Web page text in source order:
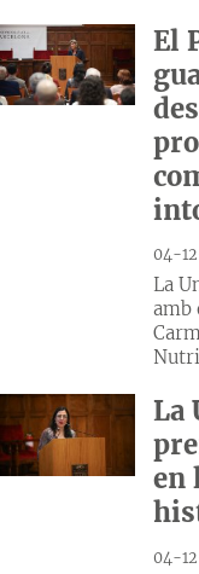
El
04-
La
amb
La
en
04-